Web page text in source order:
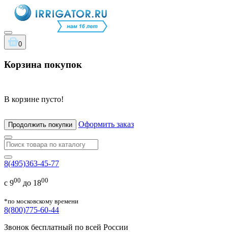
0
Корзина покупок
В корзине пусто!
Продолжить покупки Оформить заказ
8(495)363-45-77
с 900 до 1800
*по московскому времени
8(800)775-60-44
Звонок бесплатный по всей России